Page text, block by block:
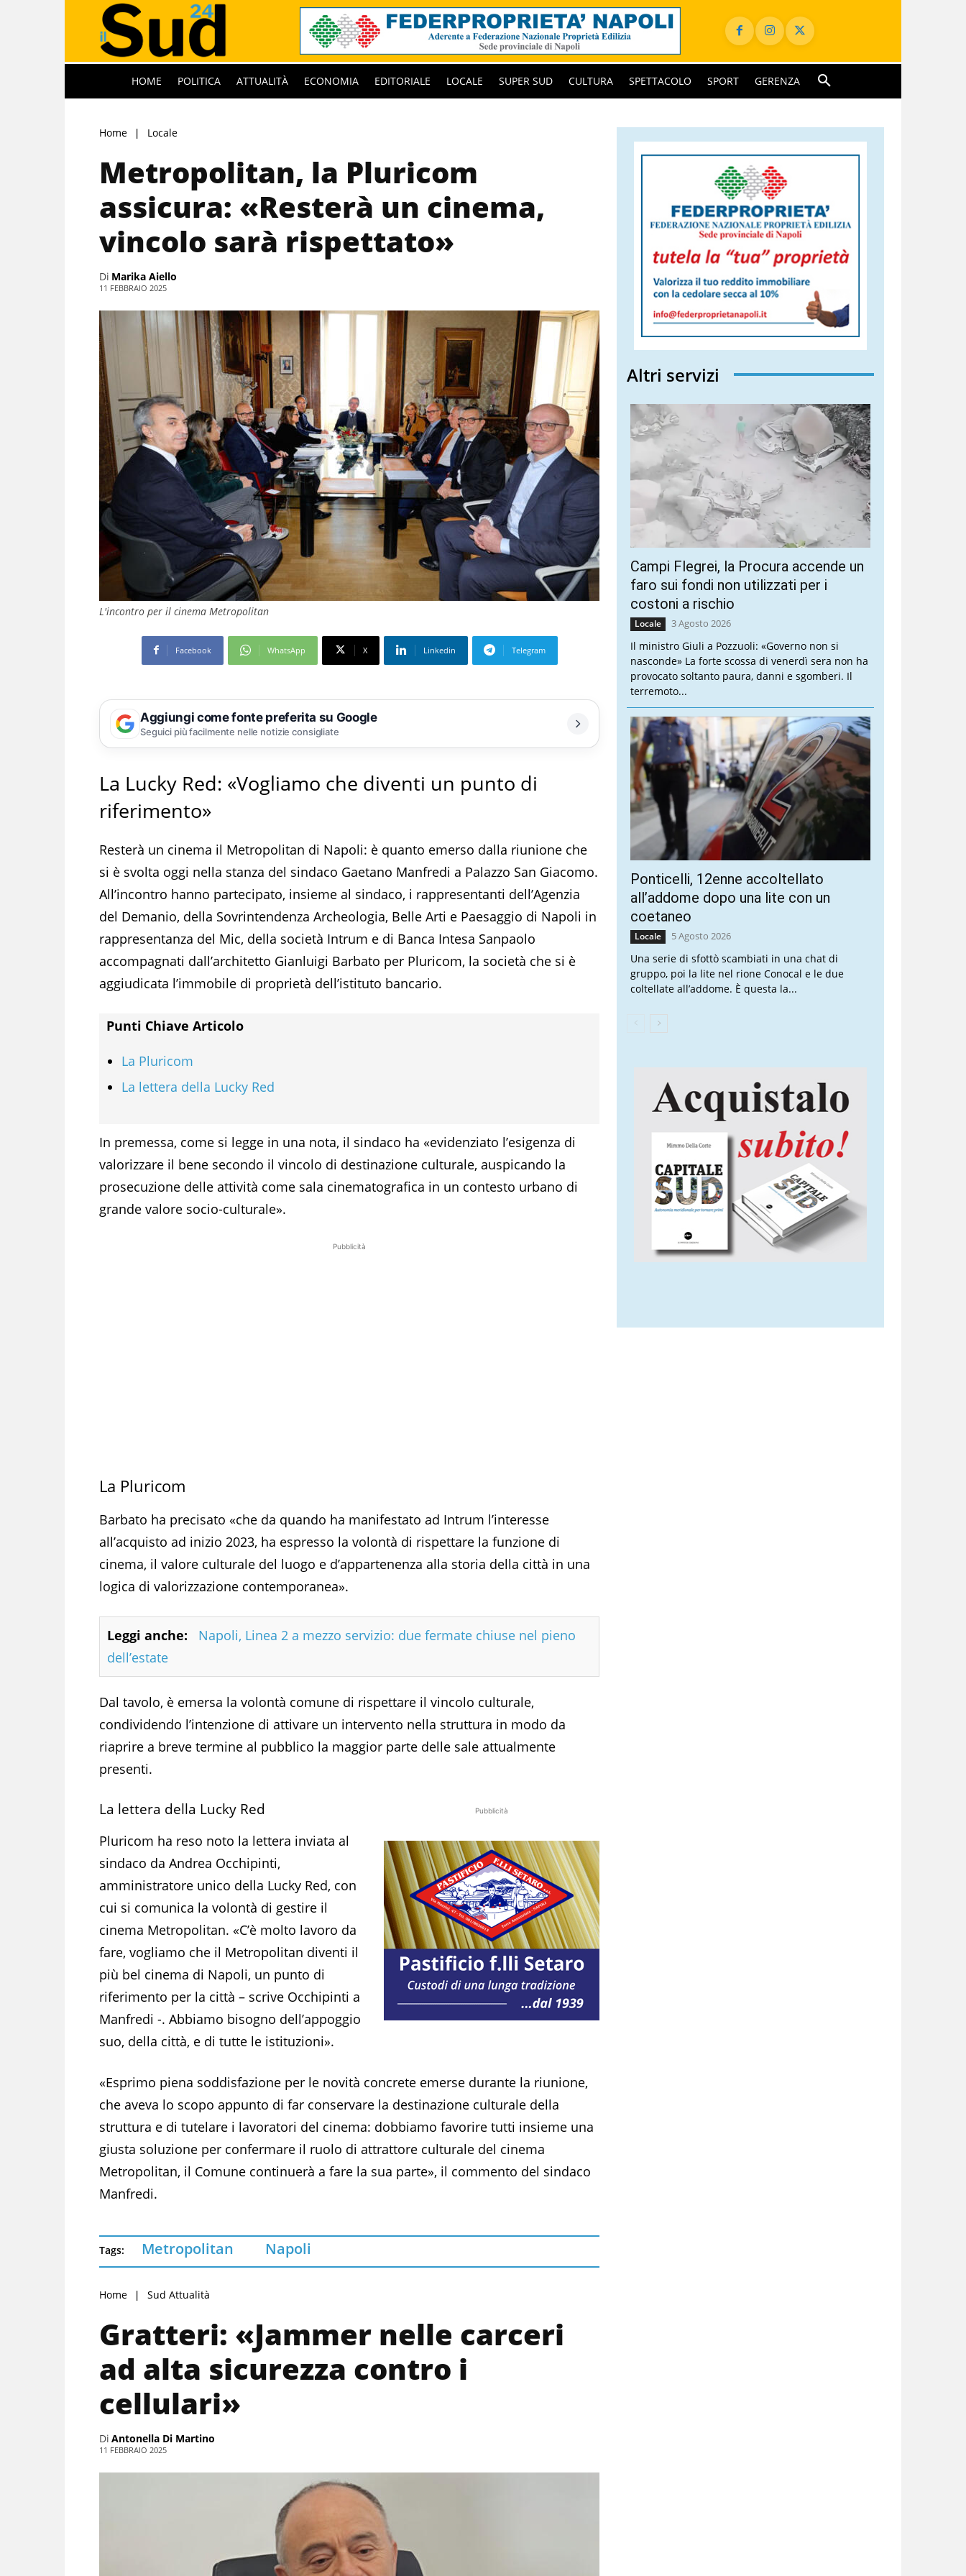
HOME POLITICA ATTUALITÀ ECONOMIA EDITORIALE LOCALE SUPER SUD CULTURA SPETTACOLO SPORT GERENZA
Home Locale
Metropolitan, la Pluricom
assicura: «Resterà un cinema,
vincolo sarà rispettato»
Di Marika Aiello
11 FEBBRAIO 2025
L'incontro per il cinema Metropolitan
Facebook WhatsApp X Linkedin Telegram
Aggiungi come fonte preferita su Google
Seguici più facilmente nelle notizie consigliate
La Lucky Red: «Vogliamo che diventi un punto di
riferimento»
Resterà un cinema il Metropolitan di Napoli: è quanto emerso dalla riunione che
si è svolta oggi nella stanza del sindaco Gaetano Manfredi a Palazzo San Giacomo.
All’incontro hanno partecipato, insieme al sindaco, i rappresentanti dell’Agenzia
del Demanio, della Sovrintendenza Archeologia, Belle Arti e Paesaggio di Napoli in
rappresentanza del Mic, della società Intrum e di Banca Intesa Sanpaolo
accompagnati dall’architetto Gianluigi Barbato per Pluricom, la società che si è
aggiudicata l’immobile di proprietà dell’istituto bancario.
Punti Chiave Articolo
La Pluricom
La lettera della Lucky Red
In premessa, come si legge in una nota, il sindaco ha «evidenziato l’esigenza di
valorizzare il bene secondo il vincolo di destinazione culturale, auspicando la
prosecuzione delle attività come sala cinematografica in un contesto urbano di
grande valore socio-culturale».
Pubblicità
La Pluricom
Barbato ha precisato «che da quando ha manifestato ad Intrum l’interesse
all’acquisto ad inizio 2023, ha espresso la volontà di rispettare la funzione di
cinema, il valore culturale del luogo e d’appartenenza alla storia della città in una
logica di valorizzazione contemporanea».
Leggi anche:
Napoli, Linea 2 a mezzo servizio: due fermate chiuse nel pieno
dell’estate
Dal tavolo, è emersa la volontà comune di rispettare il vincolo culturale,
condividendo l’intenzione di attivare un intervento nella struttura in modo da
riaprire a breve termine al pubblico la maggior parte delle sale attualmente
presenti.
Pubblicità
La lettera della Lucky Red
Pluricom ha reso noto la lettera inviata al
sindaco da Andrea Occhipinti,
amministratore unico della Lucky Red, con
cui si comunica la volontà di gestire il
cinema Metropolitan. «C’è molto lavoro da
fare, vogliamo che il Metropolitan diventi il
più bel cinema di Napoli, un punto di
riferimento per la città – scrive Occhipinti a
Manfredi -. Abbiamo bisogno dell’appoggio
suo, della città, e di tutte le istituzioni».
«Esprimo piena soddisfazione per le novità concrete emerse durante la riunione,
che aveva lo scopo appunto di far conservare la destinazione culturale della
struttura e di tutelare i lavoratori del cinema: dobbiamo favorire tutti insieme una
giusta soluzione per confermare il ruolo di attrattore culturale del cinema
Metropolitan, il Comune continuerà a fare la sua parte», il commento del sindaco
Manfredi.
Tags: Metropolitan Napoli
Home Sud Attualità
Gratteri: «Jammer nelle carceri
ad alta sicurezza contro i
cellulari»
Di Antonella Di Martino
11 FEBBRAIO 2025
Altri servizi
Campi Flegrei, la Procura accende un
faro sui fondi non utilizzati per i
costoni a rischio
Locale 3 Agosto 2026
Il ministro Giuli a Pozzuoli: «Governo non si
nasconde» La forte scossa di venerdì sera non ha
provocato soltanto paura, danni e sgomberi. Il
terremoto...
Ponticelli, 12enne accoltellato
all’addome dopo una lite con un
coetaneo
Locale 5 Agosto 2026
Una serie di sfottò scambiati in una chat di
gruppo, poi la lite nel rione Conocal e le due
coltellate all’addome. È questa la...